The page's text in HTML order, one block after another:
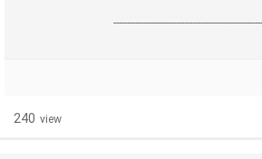
240 view